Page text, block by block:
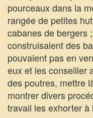
pourceaux dans la
rangée de petites
cabanes de bergers
construisaient des
pouvaient pas en
eux et les conseiller
des poutres, mettre
montrer divers
travail les exhorter